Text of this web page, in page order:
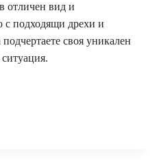
отличен вид и
с подходящи дрехи и
своя уникален